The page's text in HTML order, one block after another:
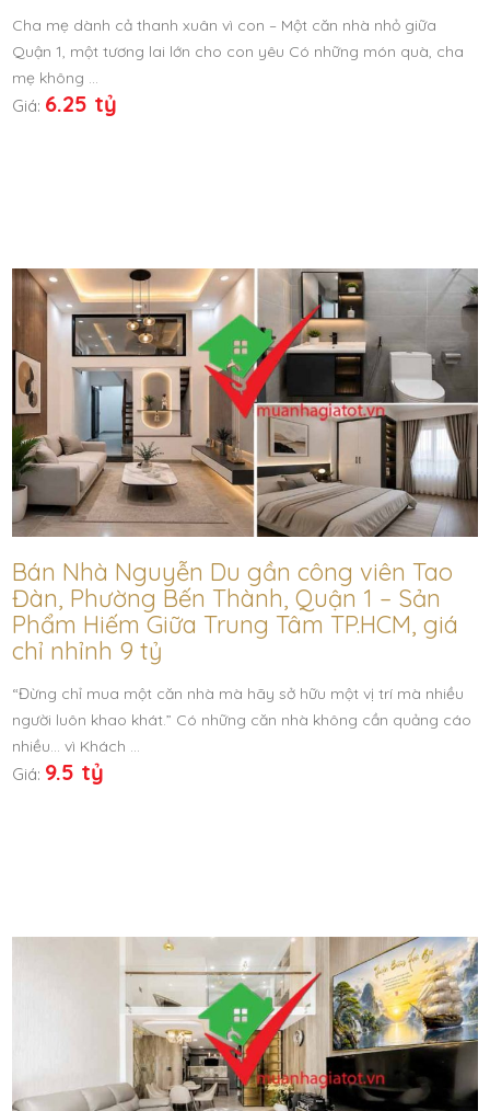
Cha mẹ dành cả thanh xuân vì con – Một căn nhà nhỏ giữa
Quận 1, một tương lai lớn cho con yêu Có những món quà, cha
mẹ không …
Giá: 6.25 tỷ
Bán Nhà Nguyễn Du gần công viên Tao
Đàn, Phường Bến Thành, Quận 1 – Sản
Phẩm Hiếm Giữa Trung Tâm TP.HCM, giá
chỉ nhỉnh 9 tỷ
“Đừng chỉ mua một căn nhà mà hãy sở hữu một vị trí mà nhiều
người luôn khao khát.” Có những căn nhà không cần quảng cáo
nhiều… vì Khách …
Giá: 9.5 tỷ